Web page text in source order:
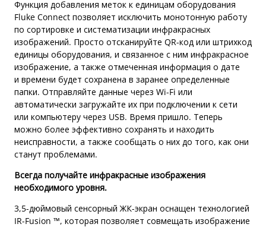
Функция добавления меток к единицам оборудования
Fluke Connect позволяет исключить монотонную работу
по сортировке и систематизации инфракрасных
изображений. Просто отсканируйте QR-код или штрихкод
единицы оборудования, и связанное с ним инфракрасное
изображение, а также отмеченная информация о дате
и времени будет сохранена в заранее определенные
папки. Отправляйте данные через Wi-Fi или
автоматически загружайте их при подключении к сети
или компьютеру через USB. Время пришло. Теперь
можно более эффективно сохранять и находить
неисправности, а также сообщать о них до того, как они
станут проблемами.
Всегда получайте инфракрасные изображения
необходимого уровня.
3,5-дюймовый сенсорный ЖК-экран оснащен технологией
IR-Fusion ™, которая позволяет совмещать изображение